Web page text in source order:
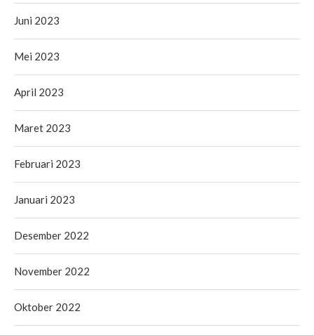
Juni 2023
Mei 2023
April 2023
Maret 2023
Februari 2023
Januari 2023
Desember 2022
November 2022
Oktober 2022